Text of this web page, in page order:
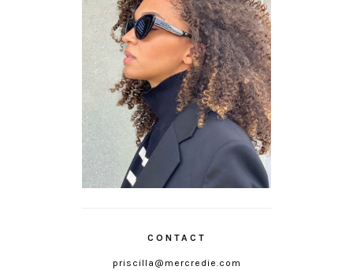
CONTACT
priscilla@mercredie.com